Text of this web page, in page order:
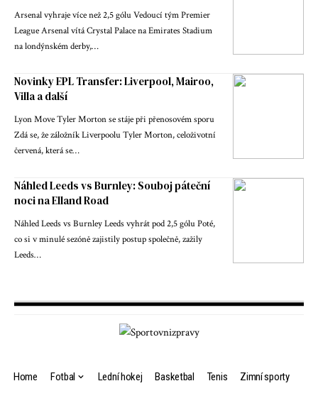
Arsenal vyhraje více než 2,5 gólu Vedoucí tým Premier
League Arsenal vítá Crystal Palace na Emirates Stadium
na londýnském derby,…
Novinky EPL Transfer: Liverpool, Mairoo,
Villa a další
Lyon Move Tyler Morton se stáje při přenosovém sporu
Zdá se, že záložník Liverpoolu Tyler Morton, celoživotní
červená, která se…
Náhled Leeds vs Burnley: Souboj páteční
noci na Elland Road
Náhled Leeds vs Burnley Leeds vyhrát pod 2,5 gólu Poté,
co si v minulé sezóně zajistily postup společně, zažily
Leeds…
Home Fotbal Lední hokej Basketbal Tenis Zimní sporty